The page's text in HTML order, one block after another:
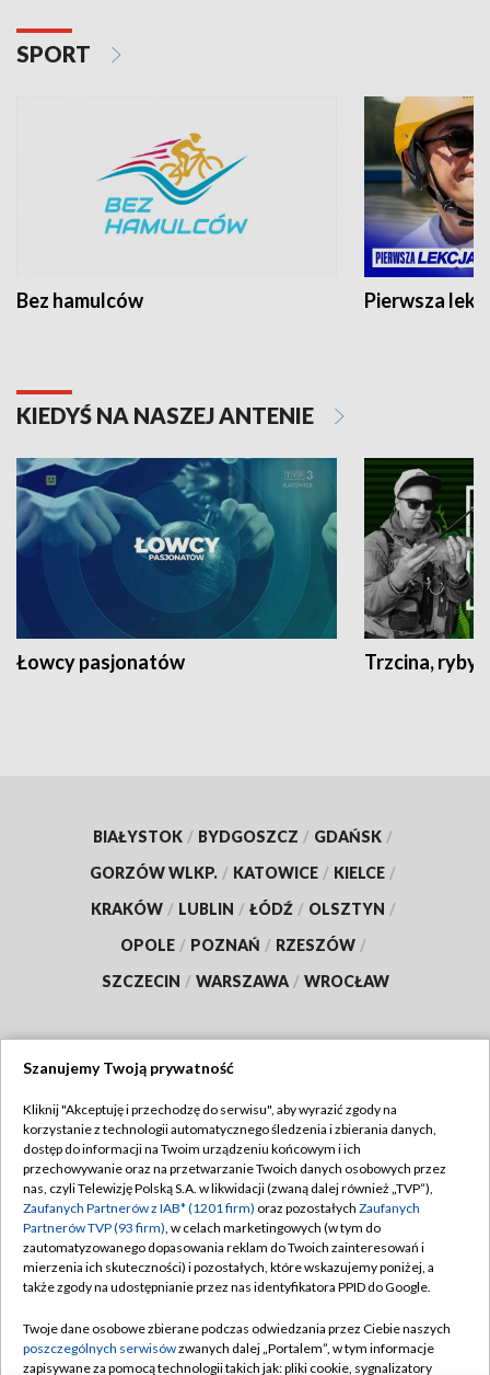
SPORT
Bez hamulców Pierwsza
KIEDYŚ NA NASZEJ ANTENIE
Łowcy pasjonatów Trzcina, ryby
BIAŁYSTOK / BYDGOSZCZ / GDAŃSK /
GORZÓW WLKP. / KATOWICE / KIELCE /
KRAKÓW / LUBLIN / ŁÓDŹ / OLSZTYN /
OPOLE / POZNAŃ / RZESZÓW /
SZCZECIN / WARSZAWA / WROCŁAW
TVP
Abonament TVP
Emisja w TVP
Centrum informacji TVP
Naziemna Telewizja Cyfrowa
Rada Programowa
Regulamin TVP
Polityka prywatności
Moje zgody
Pomoc
Kontakt
Szanujemy Twoją prywatność
Kliknij "Akceptuję i przechodzę do serwisu", aby wyrazić zgody na
korzystanie z technologii automatycznego śledzenia i zbierania danych,
dostęp do informacji na Twoim urządzeniu końcowym i ich
przechowywanie oraz na przetwarzanie Twoich danych osobowych przez
nas, czyli Telewizję Polską S.A. w likwidacji (zwaną dalej również „TVP”),
Zaufanych Partnerów z IAB* (1201 firm) oraz pozostałych Zaufanych
Partnerów TVP (93 firm), w celach marketingowych (w tym do
zautomatyzowanego dopasowania reklam do Twoich zainteresowań i
mierzenia ich skuteczności) i pozostałych, które wskazujemy poniżej, a
także zgody na udostępnianie przez nas identyfikatora PPID do Google.
Twoje dane osobowe zbierane podczas odwiedzania przez Ciebie naszych
poszczególnych serwisówzwanych dalej „Portalem”, w tym informacje
zapisywane za pomocą technologii takich jak: pliki cookie, sygnalizatory